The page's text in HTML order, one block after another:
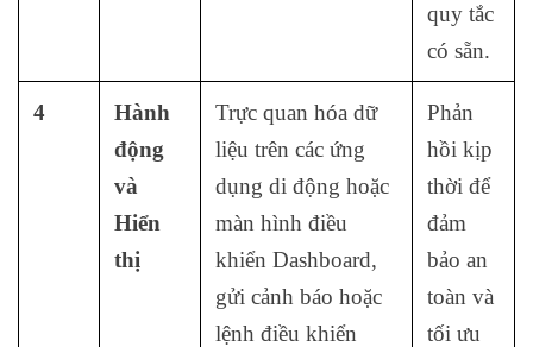
quy tắc
có sẵn.
4
Hành
động
và
Hiển
thị
Trực quan hóa dữ
liệu trên các ứng
dụng di động hoặc
màn hình điều
khiển Dashboard,
gửi cảnh báo hoặc
lệnh điều khiển
Phản
hồi kịp
thời để
đảm
bảo an
toàn và
tối ưu